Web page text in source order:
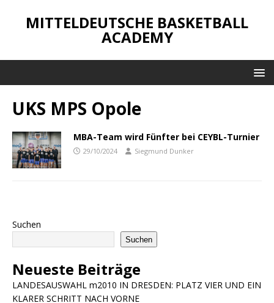
MITTELDEUTSCHE BASKETBALL
ACADEMY
UKS MPS Opole
MBA-Team wird Fünfter bei CEYBL-Turnier
29/10/2024 Siegmund Dunker
Suchen
Suchen
Neueste Beiträge
LANDESAUSWAHL m2010 IN DRESDEN: PLATZ VIER UND EIN
KLARER SCHRITT NACH VORNE